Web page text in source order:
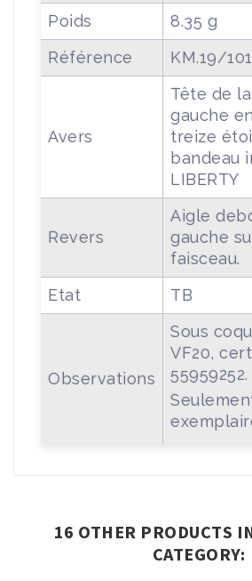
Poids
8.35 g
Référence
KM.19/101
Avers
Tête de
gauche
treize
bandeau
LIBERTY
Revers
Aigle
gauche
faisceau.
Etat
TB
Observations
Sous
VF20,
55959252.
16 OTHER PRODUCTS
CATEGORY: